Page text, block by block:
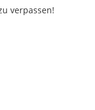
verpassen!